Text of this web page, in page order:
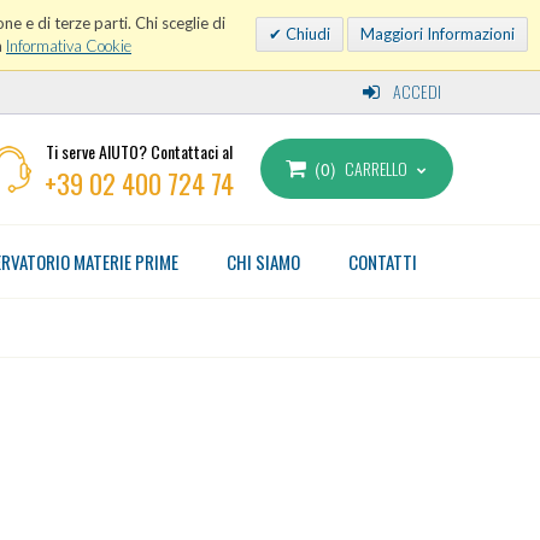
e di terze parti. Chi sceglie di
Informativa Cookie
Chiudi Maggiori Informazioni
ACCEDI
Ti serve AIUTO? Contattaci al
+39 02 400 724 74 0 CARRELLO
CONTATTI
CHI SIAMO
MATERIE PRIME